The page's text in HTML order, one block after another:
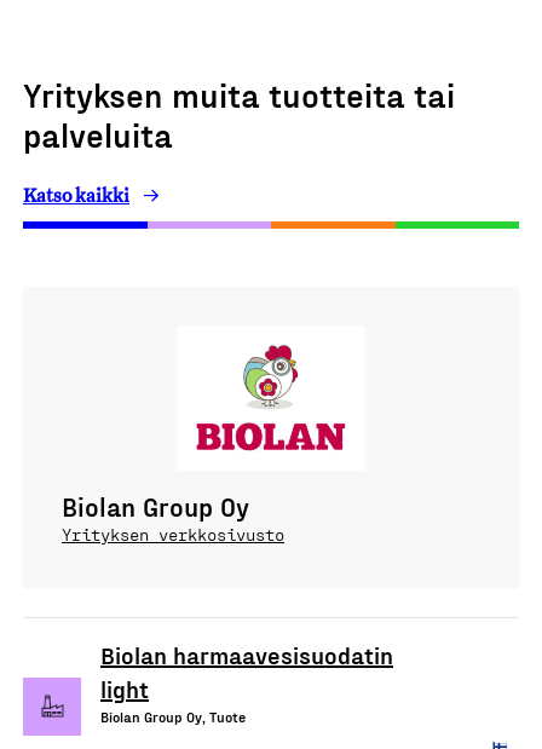
Yrityksen muita tuotteita tai
palveluita
Katso kaikki
Biolan Group Oy
Yrityksen verkkosivusto
Biolan harmaavesisuodatin
light
Biolan Group Oy, Tuote